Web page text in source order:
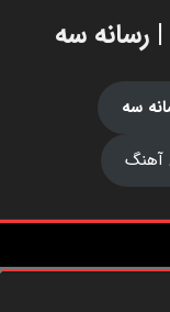
رسانه سه
سه
آهنگ